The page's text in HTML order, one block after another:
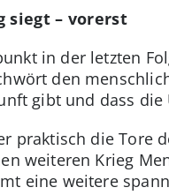
siegt – vorerst
in der letzten
den
gibt und dass
praktisch die Tore
weiteren Krieg
eine weitere